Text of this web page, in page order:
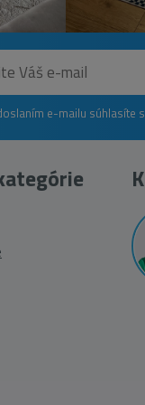
e-mailu súhlasíte